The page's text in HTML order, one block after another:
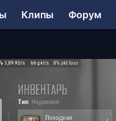
Клипы Форум
Battlegrounds